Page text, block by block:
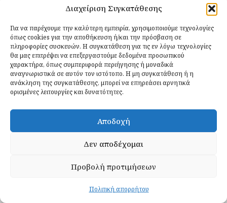
Διαχείριση Συγκατάθεσης
Για να παρέχουμε την καλύτερη εμπειρία, χρησιμοποιούμε τεχνολογίες
όπως cookies για την αποθήκευση ή/και την πρόσβαση σε
πληροφορίες συσκευών. Η συγκατάθεση για τις εν λόγω τεχνολογίες
θα μας επιτρέψει να επεξεργαστούμε δεδομένα προσωπικού
χαρακτήρα, όπως συμπεριφορά περιήγησης ή μοναδικά
αναγνωριστικά σε αυτόν τον ιστότοπο. Η μη συγκατάθεση ή η
ανάκληση της συγκατάθεσης, μπορεί να επηρεάσει αρνητικά
ορισμένες λειτουργίες και δυνατότητες.
Αποδοχή
Δεν αποδέχομαι
Προβολή προτιμήσεων
Πολιτική απορρήτου
Αυτή Είναι η Συνταγή για Τέλεια Κομπούτσα
Ιδανικές Τροφές 26 Ιουλίου 2026
Εγγραφείτε
ΕΓΓΡΑΦΉ
Έχω διαβάσει και δέχομαι τηνπολιτική απορρήτου
Creative.